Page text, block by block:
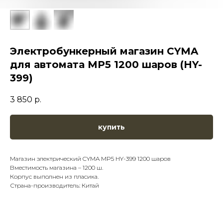
Электробункерный магазин CYMA
для автомата MP5 1200 шаров (HY-
399)
3 850 р.
купить
Магазин электрический CYMA MP5 HY-399 1200 шаров
Вместимость магазина – 1200 ш.
Корпус выполнен из пласика.
Страна-производитель: Китай